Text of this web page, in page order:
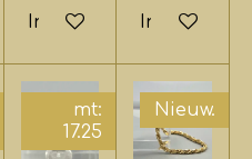
In winkelwagen
In
mt:
17.25
Nieuw.